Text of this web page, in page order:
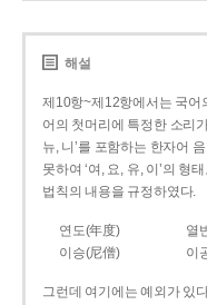
해설
제10항~제12항에서는 국어
어의 첫머리에 특정한 소리
뉴, 니’를 포함하는 한자어
못하여 ‘여, 요, 유, 이’의 형
법칙의 내용을 규정하였다.
연도(年度) 열
이승(尼僧)
이
그런데 여기에는 예외가 있